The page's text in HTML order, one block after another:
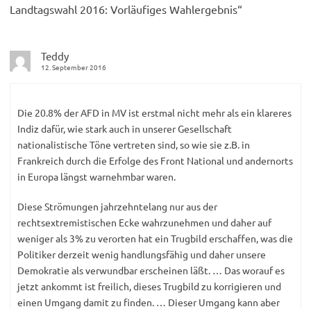
Landtagswahl 2016: Vorläufiges Wahlergebnis“
Teddy
12. September 2016
Die 20.8% der AFD in MV ist erstmal nicht mehr als ein klareres
Indiz dafür, wie stark auch in unserer Gesellschaft
nationalistische Töne vertreten sind, so wie sie z.B. in
Frankreich durch die Erfolge des Front National und andernorts
in Europa längst warnehmbar waren.
Diese Strömungen jahrzehntelang nur aus der
rechtsextremistischen Ecke wahrzunehmen und daher auf
weniger als 3% zu verorten hat ein Trugbild erschaffen, was die
Politiker derzeit wenig handlungsfähig und daher unsere
Demokratie als verwundbar erscheinen läßt. … Das worauf es
jetzt ankommt ist freilich, dieses Trugbild zu korrigieren und
einen Umgang damit zu finden. … Dieser Umgang kann aber